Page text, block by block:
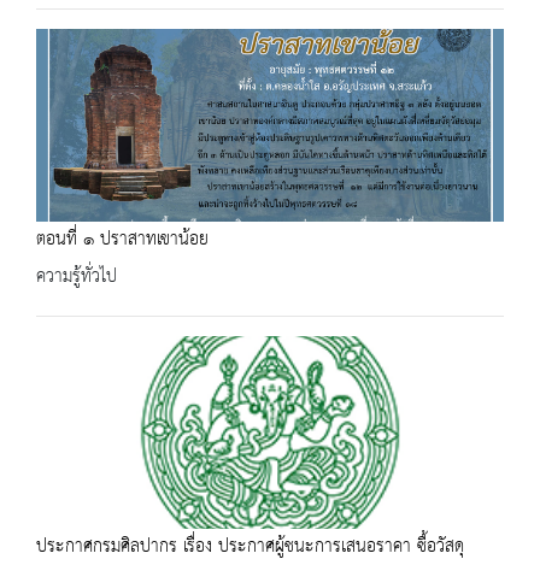
ตอนที่​ ๑​ ปราสาทเขาน้อย
ความรู้ทั่วไป
ประกาศกรมศิลปากร เรื่อง ประกาศผู้ชนะการเสนอราคา ซื้อวัสดุ